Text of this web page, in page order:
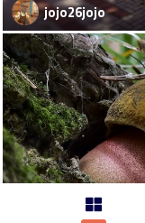
jojo26jojo